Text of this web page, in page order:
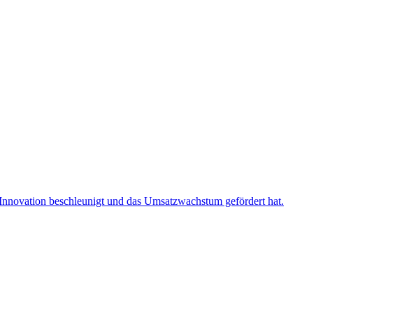
beschleunigt und das Umsatzwachstum gefördert hat.